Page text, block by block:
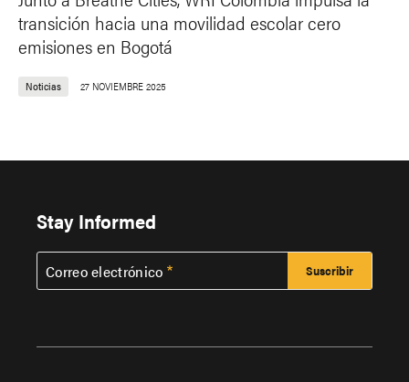
transición hacia una movilidad escolar cero
emisiones en Bogotá
Noticias 27 NOVIEMBRE 2025
Stay Informed
Correo electrónico